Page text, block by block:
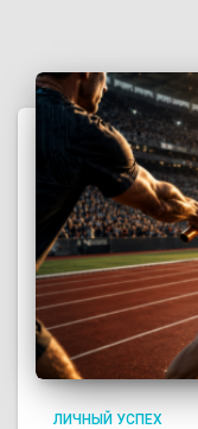
ЛИЧНЫЙ УСПЕХ